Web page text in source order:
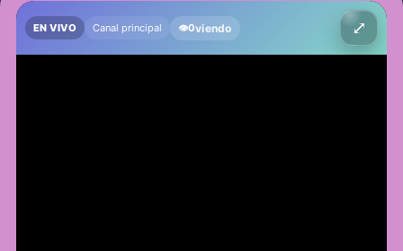
EN VIVO Canal principal 👁0viendo ⤢